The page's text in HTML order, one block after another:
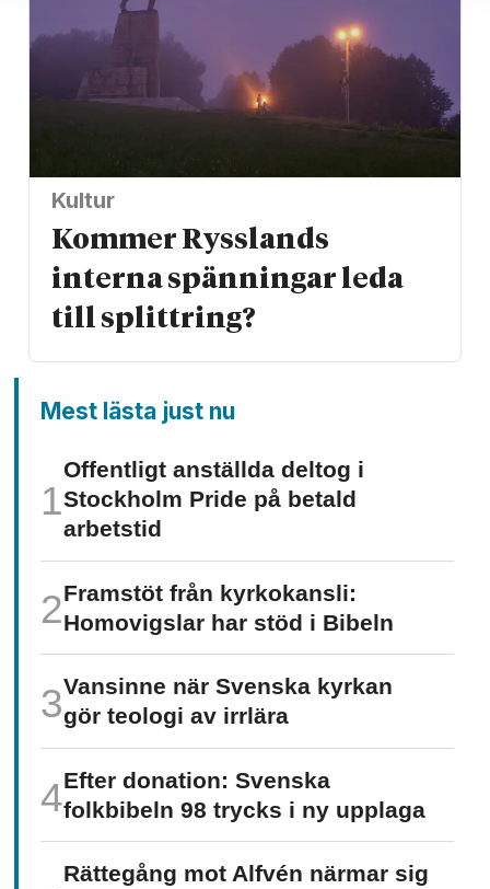
Kultur
Kommer Rysslands
interna spänningar leda
till splittring?
Mest lästa just nu
Offentligt anställda deltog i
Stockholm Pride på betald
arbetstid
Framstöt från kyrkokansli:
Homo­vigslar har stöd i Bibeln
Vansinne när Svenska kyrkan
gör teologi av irrlära
Efter donation: Svenska
folkbibeln 98 trycks i ny upplaga
Rättegång mot Alfvén närmar sig